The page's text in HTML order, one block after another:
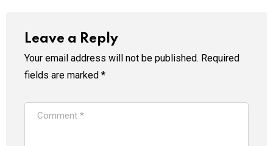
Leave a Reply
Your email address will not be published. Required
fields are marked *